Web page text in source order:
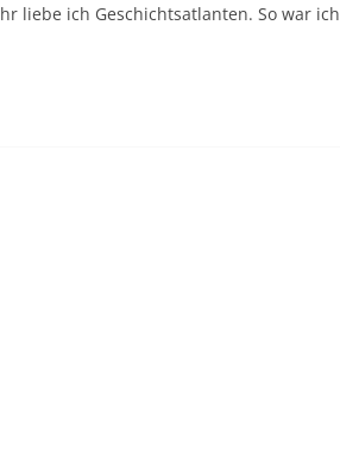
liebe ich Geschichtsatlanten. So war ich